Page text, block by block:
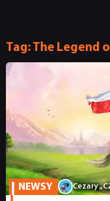
Tag:The Legend
NEWSY Cezary